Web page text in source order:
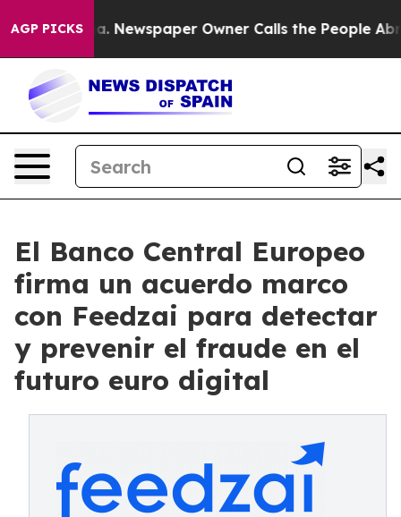
AGP PICKSNewspaper Owner Calls the People
El Banco Central Europeo
firma un acuerdo marco
con Feedzai para detectar
y prevenir el fraude en el
futuro euro digital